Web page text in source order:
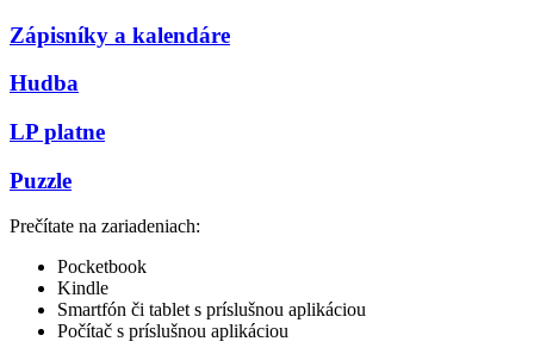
Zápisníky a kalendáre
Hudba
LP platne
Puzzle
Prečítate na zariadeniach:
Pocketbook
Kindle
Smartfón či tablet s príslušnou aplikáciou
Počítač s príslušnou aplikáciou